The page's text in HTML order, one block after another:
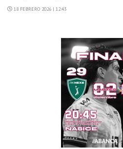
18 FEBRERO 2026 | 12:43